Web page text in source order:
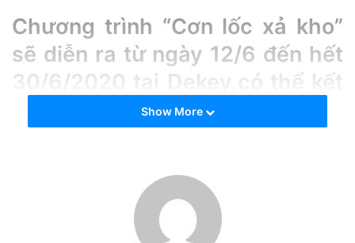
Chương trình “Cơn lốc xả kho”
sẽ diễn ra từ ngày 12/6 đến hết
30/6/2020 tại Dekey,
có thể kết
thúc sớm hơn nếu hết số lượng.
Long Mobile lựa chọn xả kho những phụ kiện đã qua chọn
lọc, đảm bảo chất lượng, cam đoan mang lại những trải
nghiệm tốt nhất cho người dùng. Với “Cơn lốc xả kho”,
Show More